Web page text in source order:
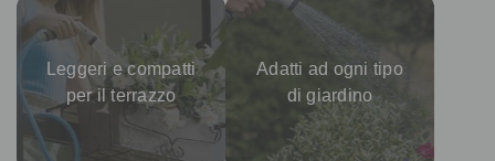
Leggeri e compatti
per il terrazzo
Adatti ad ogni tipo
di giardino